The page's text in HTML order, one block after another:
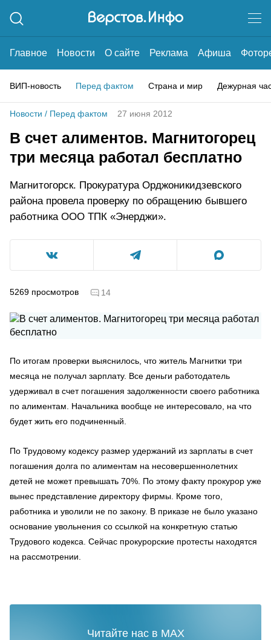
Главное Новости О сайте Реклама Афиша
ВИП-новость Перед фактом Страна и мир Дежурная
Новости / Перед фактом 27 июня 2012
В счет алиментов. Магнитогорец
три месяца работал бесплатно
Магнитогорск. Прокуратура Орджоникидзевского
района провела проверку по обращению бывшего
работника ООО ТПК «Энерджи».
5269 просмотров 14
По итогам проверки выяснилось, что житель Магнитки три
месяца не получал зарплату. Все деньги работодатель
удерживал в счет погашения задолженности своего работника
по алиментам. Начальника вообще не интересовало, на что
будет жить его подчиненный.
По Трудовому кодексу размер удержаний из зарплаты в счет
погашения долга по алиментам на несовершеннолетних
детей не может превышать 70%. По этому факту прокурор уже
вынес представление директору фирмы. Кроме того,
работника и уволили не по закону. В приказе не было указано
основание увольнения со ссылкой на конкретную статью
Трудового кодекса. Сейчас прокурорские протесты находятся
на рассмотрении.
Читайте нас в MAX